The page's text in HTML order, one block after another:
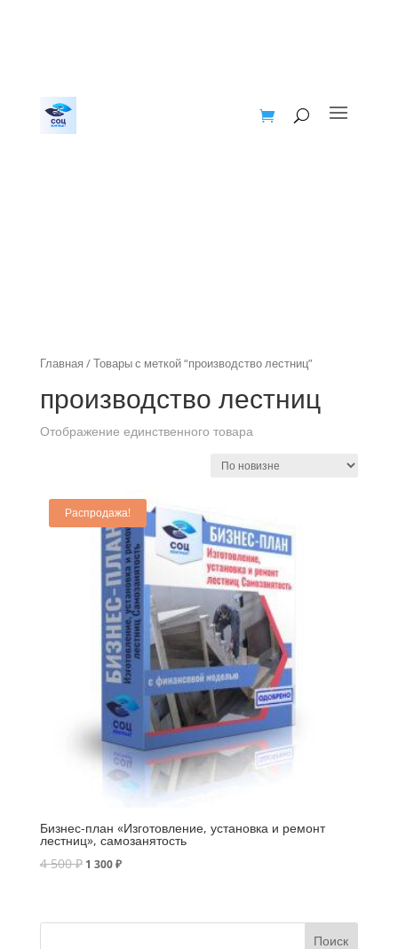
Главная / Товары с меткой “производство лестниц”
производство лестниц
Отображение единственного товара
Распродажа!
Бизнес-план «Изготовление, установка и ремонт
лестниц», самозанятость
4 500₽ 1 300₽